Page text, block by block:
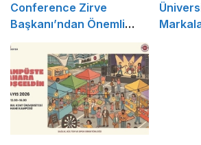
Conference Zirve
Başkanı’ndan Önemli
Açıklama